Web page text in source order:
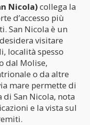
Nicola)collega la
d’accesso più
San Nicola è un
visitare
località spesso
dal Molise,
o da altre
mare permette di
San Nicola, nota
e la vista sul